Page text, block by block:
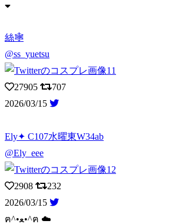
絲🕸️
@ss_yuetsu
27905
707
2026/03/15
Ely✦ C107水曜東W34ab
@Ely_eee
2908
232
2026/03/15
ฅ^•ﻌ•^ฅ ☁️